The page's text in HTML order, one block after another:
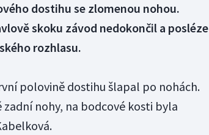
dostihu se zlomenou nohou.
skoku závod nedokončil a posléze
rozhlasu.
polovině dostihu šlapal po nohách.
nohy, na bodcové kosti byla